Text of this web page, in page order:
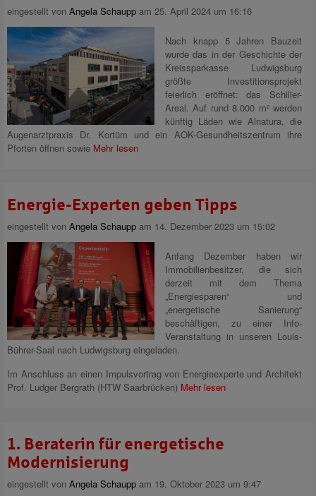
eingestellt von Angela Schaupp am 25. April 2024 um 16:16
Nach knapp 5 Jahren Bauzeit
wurde das in der Geschichte der
Kreissparkasse Ludwigsburg
größte Investitionsprojekt
feierlich eröffnet: das Schiller-
Areal. Auf rund 8.000 m² werden
künftig Läden wie Alnatura, die
Augenarztpraxis Dr. Kortüm und ein AOK-Gesundheitszentrum ihre
Pforten öffnen sowie Mehr lesen
Energie-Experten geben Tipps
eingestellt von Angela Schaupp am 14. Dezember 2023 um 15:02
Anfang Dezember haben wir
Immobilienbesitzer, die sich
derzeit mit dem Thema
„Energiesparen“ und
„energetische Sanierung“
beschäftigen, zu einer Info-
Veranstaltung in unseren Louis-
Bührer-Saal nach Ludwigsburg eingeladen.
Im Anschluss an einen Impulsvortrag von Energieexperte und Architekt
Prof. Ludger Bergrath (HTW Saarbrücken) Mehr lesen
1. Beraterin für energetische
Modernisierung
eingestellt von Angela Schaupp am 19. Oktober 2023 um 9:47